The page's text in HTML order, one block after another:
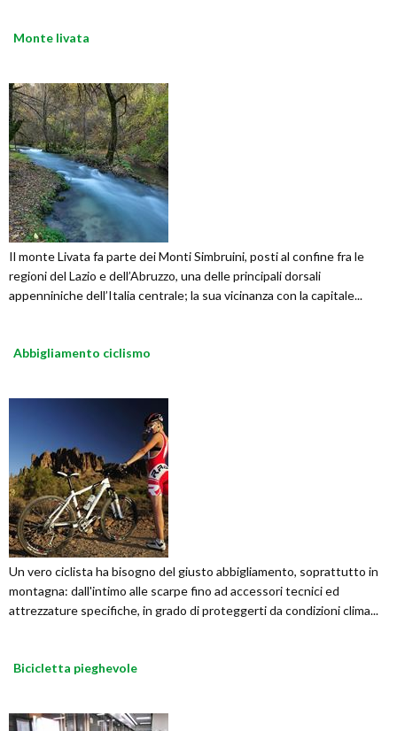
Monte livata
Il monte Livata fa parte dei Monti Simbruini, posti al confine fra le
regioni del Lazio e dell’Abruzzo, una delle principali dorsali
appenniniche dell’Italia centrale; la sua vicinanza con la capitale...
Abbigliamento ciclismo
Un vero ciclista ha bisogno del giusto abbigliamento, soprattutto in
montagna: dall'intimo alle scarpe fino ad accessori tecnici ed
attrezzature specifiche, in grado di proteggerti da condizioni clima...
Bicicletta pieghevole